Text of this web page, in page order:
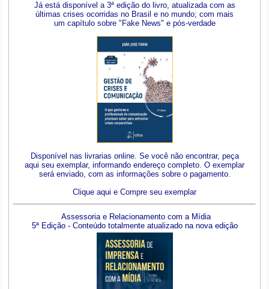
Já está disponível a 3ª edição do livro, atualizada com as
últimas crises ocorridas no Brasil e no mundo; com mais
um capítulo sobre "Fake News" e pós-verdade
Disponível nas livrarias online. Se você não encontrar, peça
aqui seu exemplar, informando endereço completo. O exemplar
será enviado, com as informações sobre o pagamento.
Clique aqui e Compre seu exemplar
Assessoria e Relacionamento com a Mídia
5ª Edição - Conteúdo totalmente atualizado na nova edição